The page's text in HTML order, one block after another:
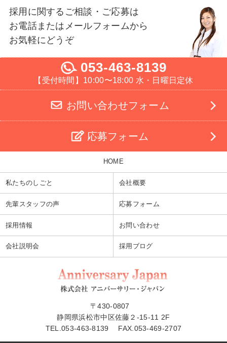
採用に関するご相談・ご応募は
お電話またはメールフォームから
お気軽にどうぞ
053-463-8139
【受付時間】10:00〜18:00 水・日曜日定休
お問い合わせフォーム
応募フォーム
HOME
私たちのしごと
先輩スタッフの声
採用情報
会社説明会
会社概要
応募フォーム
お問い合わせ
採用ブログ
〒430-0807
静岡県浜松市中区佐藤２-15-11 2F
TEL.053-463-8139 FAX.053-469-2707